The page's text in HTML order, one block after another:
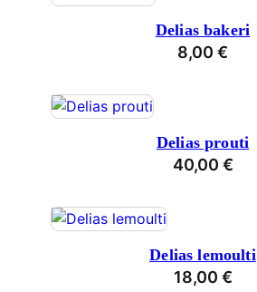
Delias bakeri
8,00 €
Delias prouti
40,00 €
Delias lemoulti
18,00 €